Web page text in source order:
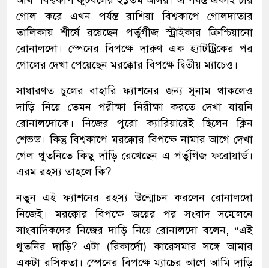
গোল করে এখন পর্যন্ত রাশিয়া বিশ্বকাপে গোলদাতার
তালিকায় শীর্ষে রয়েছেন পর্তুগীজ স্ট্রাইকার ক্রিশ্চিয়ানো
রোনালদো। স্পেনের বিপক্ষে দারুণ এক হ্যাটট্রিকের পর
গোলের দেখা পেয়েছেন মরক্কোর বিপক্ষে দ্বিতীয় ম্যাচেও।
সাধারণত চুলের বাহারি ফ্যাশনের জন্য সুনাম থাকলেও
দাড়ি নিয়ে তেমন পরীক্ষা নিরীক্ষা করতে দেখা যায়নি
রোনালদোকে। নিজের পুরো ক্যারিয়ারেই ছিলেন ক্লিন
শেভড। কিন্তু বিশ্বকাপে মরক্কোর বিপক্ষে নামার আগে দেখা
গেল থুতনিতে কিছু দাঁড়ি রেখেছেন এ পর্তুগিজ ফরোয়ার্ড।
এরম রহস্য তাহলে কি?
নতুন এই ফ্যাশনের রহস্য উন্মোচন করলেন রোনালদো
নিজেই। মরক্কোর বিপক্ষে জয়ের পর সংবাদ সম্মেলনে
সাংবাদিকদের নিজের দাড়ি নিয়ে রোনালদো বলেন, “এই
থুতনির দাড়ি? এটা (রিকার্দো) কারেসমার সঙ্গে আমার
একটা রসিকতা। স্পেনের বিপক্ষে ম্যাচের আগে আমি দাড়ি